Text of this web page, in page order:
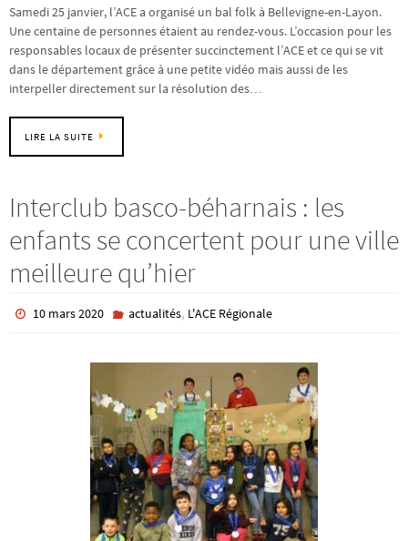
Samedi 25 janvier, l’ACE a organisé un bal folk à Bellevigne-en-Layon.
Une centaine de personnes étaient au rendez-vous. L’occasion pour les
responsables locaux de présenter succinctement l’ACE et ce qui se vit
dans le département grâce à une petite vidéo mais aussi de les
interpeller directement sur la résolution des…
LIRE LA SUITE
Interclub basco-béharnais : les
enfants se concertent pour une ville
meilleure qu’hier
10 mars 2020 actualités, L'ACE Régionale